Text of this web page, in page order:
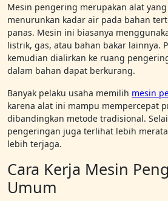
Mesin pengering merupakan alat
menurunkan kadar air pada bahan
panas. Mesin ini biasanya
listrik, gas, atau bahan bakar lainnya.
kemudian dialirkan ke ruang
dalam bahan dapat berkurang.
Banyak pelaku usaha memilih mesin
karena alat ini mampu mempercepat
dibandingkan metode tradisional.
pengeringan juga terlihat lebih
lebih terjaga.
Cara Kerja Mesin
Umum